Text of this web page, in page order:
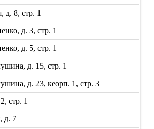
д. 8, стр. 1
д. 3, стр. 1
д. 5, стр. 1
д. 15, стр. 1
д. 23, кеорп. 1, стр. 3
стр. 1
д. 7